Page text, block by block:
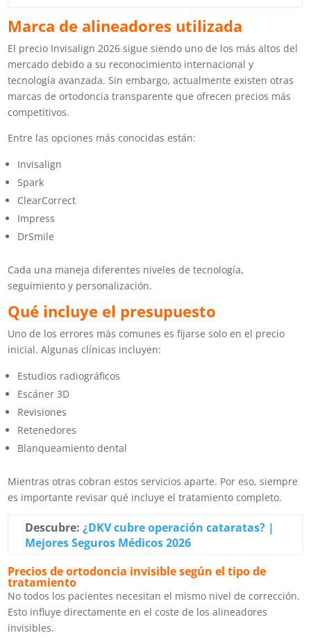
Marca de alineadores utilizada
El precio Invisalign 2026 sigue siendo uno de los más altos del
mercado debido a su reconocimiento internacional y
tecnología avanzada. Sin embargo, actualmente existen otras
marcas de ortodoncia transparente que ofrecen precios más
competitivos.
Entre las opciones más conocidas están:
Invisalign
Spark
ClearCorrect
Impress
DrSmile
Cada una maneja diferentes niveles de tecnología,
seguimiento y personalización.
Qué incluye el presupuesto
Uno de los errores más comunes es fijarse solo en el precio
inicial. Algunas clínicas incluyen:
Estudios radiográficos
Escáner 3D
Revisiones
Retenedores
Blanqueamiento dental
Mientras otras cobran estos servicios aparte. Por eso, siempre
es importante revisar qué incluye el tratamiento completo.
Descubre:¿DKV cubre operación cataratas? |
Mejores Seguros Médicos 2026
Precios de ortodoncia invisible según el tipo de
tratamiento
No todos los pacientes necesitan el mismo nivel de corrección.
Esto influye directamente en el coste de los alineadores
invisibles.